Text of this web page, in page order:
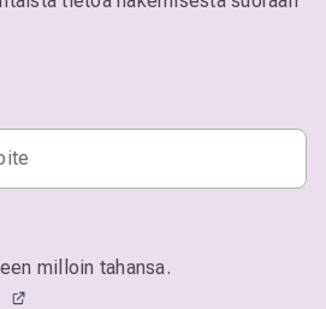
milloin tahansa.